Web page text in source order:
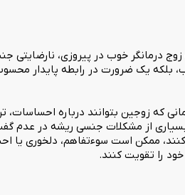
درمانگر خوب در پیروزی،
بلکه یک ضرورت در رابطه پایدار
زوجین بتوانند درباره احساسات،
از مشکلات جنسی ریشه در عدم
ممکن است سوءتفاهم، دلخوری
را تقویت کنند.